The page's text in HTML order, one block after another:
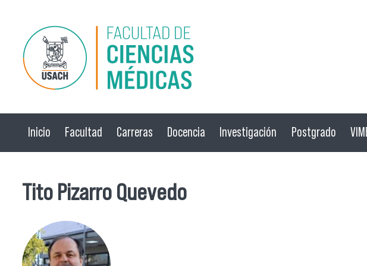
Pasar al contenido principal
Inicio Facultad Carreras Docencia Investigación Postgrado
Tito Pizarro Quevedo